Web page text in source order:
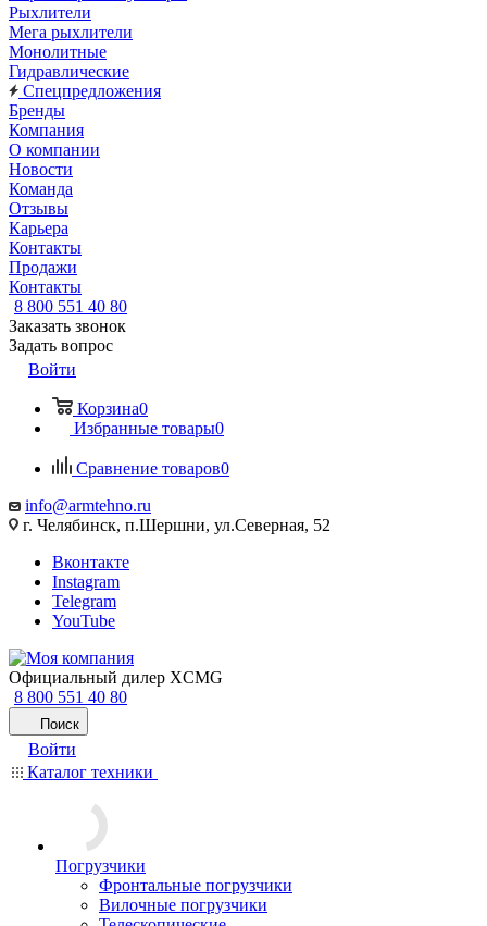
Рыхлители
Мега рыхлители
Монолитные
Гидравлические
Спецпредложения
Бренды
Компания
О компании
Новости
Команда
Отзывы
Карьера
Контакты
Продажи
Контакты
8 800 551 40 80
Заказать звонок
Задать вопрос
Войти
Корзина0
Избранные товары0
Сравнение товаров0
info@armtehno.ru
г. Челябинск, п.Шершни, ул.Северная, 52
Вконтакте
Instagram
Telegram
YouTube
Официальный дилер XCMG
8 800 551 40 80
Поиск
Войти
Каталог техники
Погрузчики
Фронтальные погрузчики
Вилочные погрузчики